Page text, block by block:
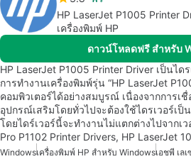
HP LaserJet P1005 Printer
เครื่องพิมพ์ HP
ดาวน์โหลดฟรี สำหรับ
HP LaserJet P1005 Printer Driver เป็นได
การทำงานเครื่องพิมพ์รุ่น “HP LaserJet
คอมพิวเตอร์ได้อย่างสมบูรณ์ เนื่องจากการเ
อุปกรณ์เสริมโดยทั่วไปจะต้องใช้ไดรเวอร์เ
โดยไดร์เวอร์นี้จะทำงานไม่แตกต่างไปจากเ
Pro P1102 Printer Drivers, HP LaserJet
Windowsเครื่องพิมพ์ HP สำหรับ Windowsเอชพี เล